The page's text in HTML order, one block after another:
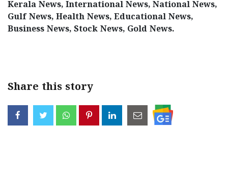
Kerala News, International News, National News,
Gulf News, Health News, Educational News,
Business News, Stock News, Gold News.
Share this story